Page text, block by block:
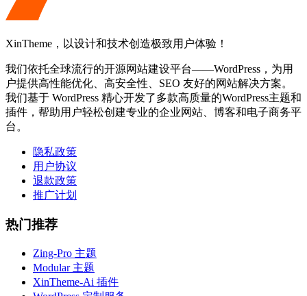
XinTheme，以设计和技术创造极致用户体验！
我们依托全球流行的开源网站建设平台——WordPress，为用
户提供高性能优化、高安全性、SEO 友好的网站解决方案。
我们基于 WordPress 精心开发了多款高质量的WordPress主题和
插件，帮助用户轻松创建专业的企业网站、博客和电子商务平
台。
隐私政策
用户协议
退款政策
推广计划
热门推荐
Zing-Pro 主题
Modular 主题
XinTheme-Ai 插件